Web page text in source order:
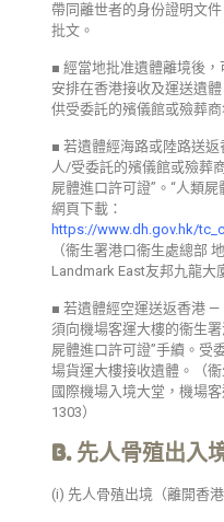
帶同離世者的身份證明文
批文。
■ 經當地批准遺體離境後
安排在香港接收及運送遺
供受委託的殯儀館或殮葬商
■ 若遺體經海路或陸路送
人/受委託的殯儀館或殮葬
屍體進口許可證”。“人類
網頁下載：
https://www.dh.gov.hk/
（衞生署港口衞生處總部
Landmark East友邦九龍大
■ 若遺體經空運送返香港
須向機場客運大樓的衞生
屍體進口許可證”手續。受
場貨運大樓接收遺體。（
國際機場入境大堂，機場
1303）
B. 先人骨殖出入
(i) 先人骨殖出境（離開香港